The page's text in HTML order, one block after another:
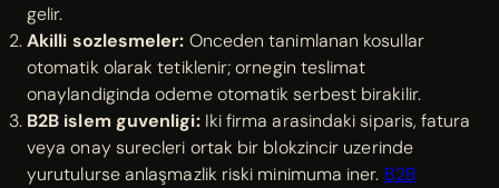
gelir.
Akilli sozlesmeler: Onceden tanimlanan kosullar
otomatik olarak tetiklenir; ornegin teslimat
onaylandiginda odeme otomatik serbest birakilir.
B2B islem guvenligi:Iki firma arasindaki siparis, fatura
veya onay surecleri ortak bir blokzincir uzerinde
yurutulurse anlaşmazlik riski minimuma iner. B2B